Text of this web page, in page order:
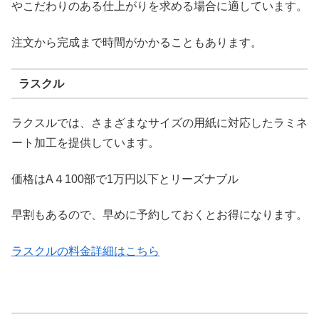
やこだわりのある仕上がりを求める場合に適しています。
注文から完成まで時間がかかることもあります。
ラスクル
ラクスルでは、さまざまなサイズの用紙に対応したラミネ
ート加工を提供しています。
価格はA４100部で1万円以下とリーズナブル
早割もあるので、早めに予約しておくとお得になります。
ラスクルの料金詳細はこちら